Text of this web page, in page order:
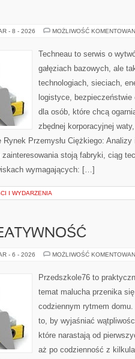
- 8 - 2026 MOŻLIWOŚĆ
Techneau to serwis o
gałęziach bazowych, ale
technologiach, sieciach,
logistyce,
dla osób, które chcą
zbędnej korporacyjnej
Przemysłu Ciężkiego:
stoją fabryki, ciąg
wymagających: […]
I WYDARZENIA
- 6 - 2026 MOŻLIWOŚĆ
Przedszkole76 to
temat malucha przenika
codziennym rytmem
to, by wyjaśniać
które narastają od
aż po codzienność z